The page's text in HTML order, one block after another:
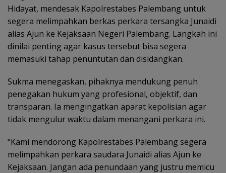
Hidayat, mendesak Kapolrestabes Palembang untuk
segera melimpahkan berkas perkara tersangka Junaidi
alias Ajun ke Kejaksaan Negeri Palembang. Langkah ini
dinilai penting agar kasus tersebut bisa segera
memasuki tahap penuntutan dan disidangkan.
Sukma menegaskan, pihaknya mendukung penuh
penegakan hukum yang profesional, objektif, dan
transparan. Ia mengingatkan aparat kepolisian agar
tidak mengulur waktu dalam menangani perkara ini.
“Kami mendorong Kapolrestabes Palembang segera
melimpahkan perkara saudara Junaidi alias Ajun ke
Kejaksaan. Jangan ada penundaan yang justru memicu